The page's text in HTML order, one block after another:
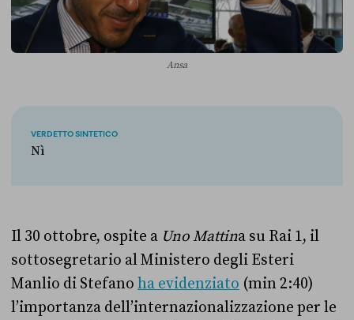
Ansa
VERDETTO SINTETICO
Nì
Il 30 ottobre, ospite a Uno Mattina su Rai 1, il
sottosegretario al Ministero degli Esteri
Manlio di Stefano ha evidenziato (min 2:40)
l’importanza dell’internazionalizzazione per le